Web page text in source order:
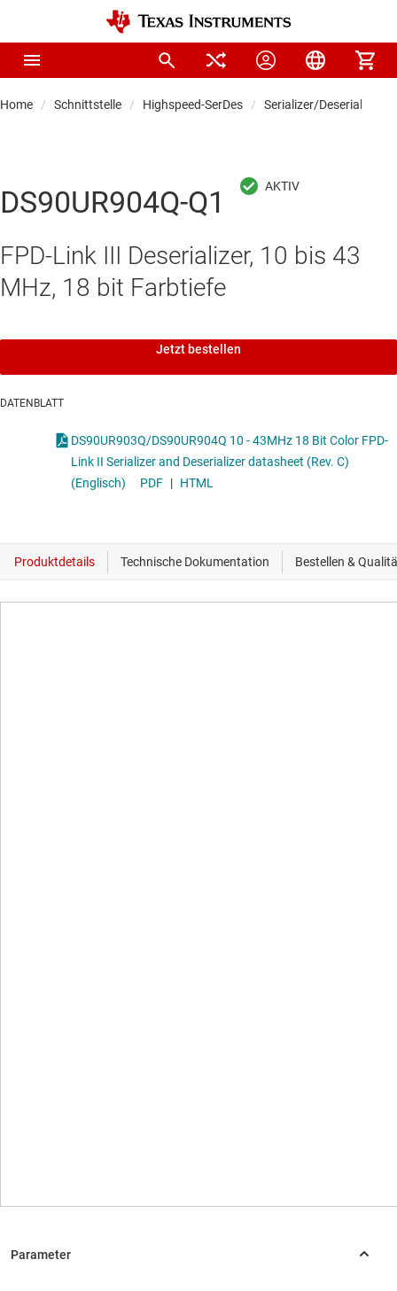
Home Schnittstelle Highspeed-SerDes Serializer/Deserializer
DS90UR904Q-Q1
FPD-Link III Deserializer, 10 bis 43
MHz, 18 bit Farbtiefe
Jetzt bestellen
DATENBLATT
DS90UR903Q/DS90UR904Q 10 - 43MHz 18 Bit Color FPD-
Link II Serializer and Deserializer datasheet (Rev. C)
(Englisch)
PDF | HTML